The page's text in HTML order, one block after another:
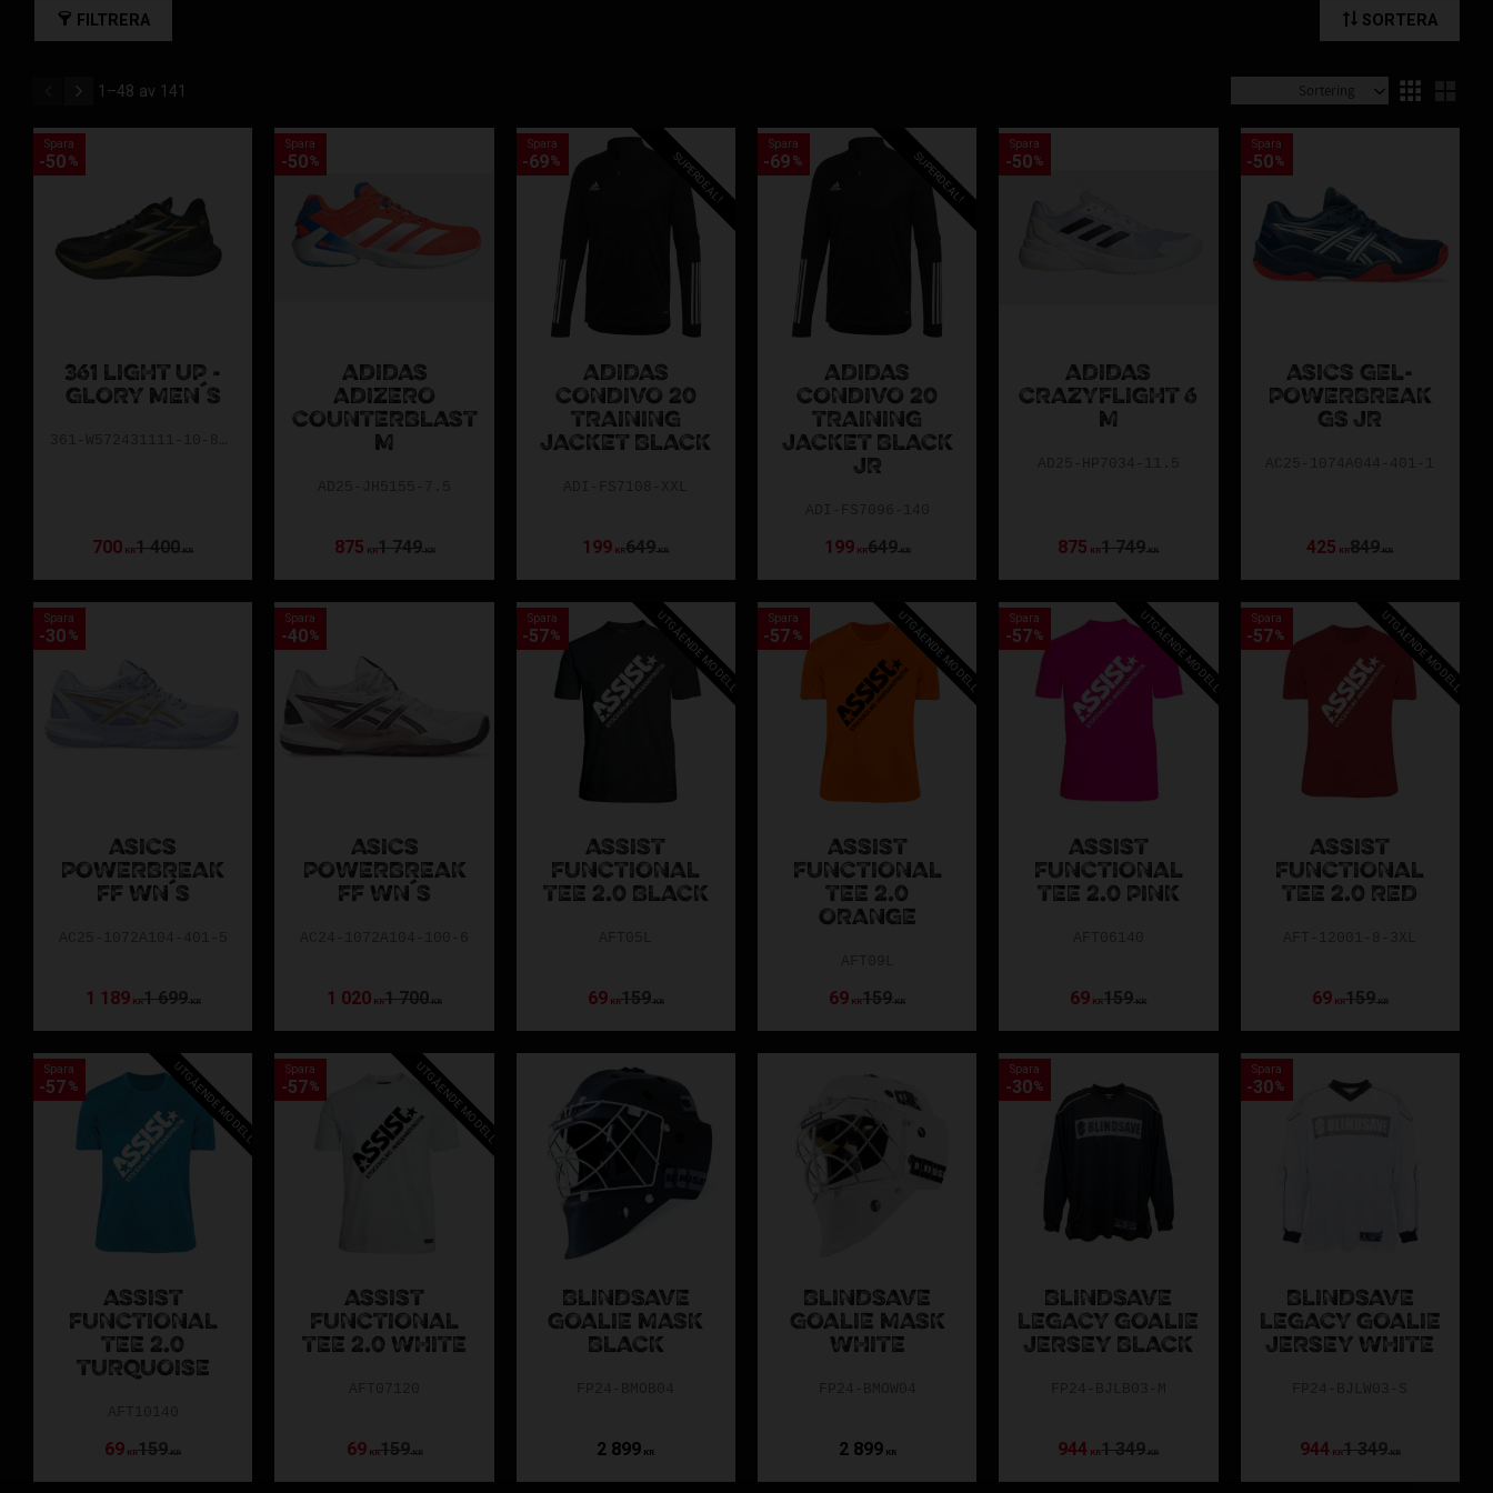
FILTRERA SORTERA
1–48 av 141
361 LIGHT UP -
GLORY MEN´S
700 KR1 400KR
Spara
50 %
ADIDAS
ADIZERO
COUNTERBLAST
M
875 KR1 749KR
Spara
50%
ADIDAS
CONDIVO 20
TRAINING
JACKET BLACK
199 KR649KR
Spara
69% SUPERDEAL!
ADIDAS
CONDIVO 20
TRAINING
JACKET BLACK
JR
199KR649KR
Spara
69 % SUPERDEAL!
ADIDAS
CRAZYFLIGHT 6
M
875 KR1 749KR
Spara
50%
ASICS GEL-
POWERBREAK
GS JR
425 KR849KR
Spara
50%
ASICS
POWERBREAK
FF WN´S
1 189KR1 699KR
Spara
30 %
ASICS
POWERBREAK
FF WN´S
1 020 KR1 700KR
Spara
40%
ASSIST
FUNCTIONAL
TEE 2.0 BLACK
69KR159KR
Spara
57% UTGÅENDE MODELL
ASSIST
FUNCTIONAL
TEE 2.0
ORANGE
69 KR159KR
Spara
57 % UTGÅENDE MODELL
ASSIST
FUNCTIONAL
TEE 2.0 PINK
69 KR159KR
Spara
57% UTGÅENDE MODELL
ASSIST
FUNCTIONAL
TEE 2.0 RED
69KR159KR
Spara
57% UTGÅENDE MODELL
ASSIST
FUNCTIONAL
TEE 2.0
TURQUOISE
69 KR159KR
Spara
57 % UTGÅENDE MODELL
ASSIST
FUNCTIONAL
TEE 2.0 WHITE
69KR159KR
Spara
57% UTGÅENDE MODELL
BLINDSAVE
GOALIE MASK
BLACK
2 899 KR
BLINDSAVE
GOALIE MASK
WHITE
2 899KR
BLINDSAVE
LEGACY GOALIE
JERSEY BLACK
944 KR1 349KR
Spara
30%
BLINDSAVE
LEGACY GOALIE
JERSEY WHITE
944 KR1 349KR
Spara
30%